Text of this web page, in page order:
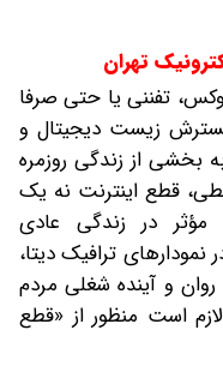
تهران
لوکس، تفننی یا حتی صرفا
زیست دیجیتال و
بخشی از زندگی روزمره
قطع اینترنت نه یک
مؤثر در زندگی عادی
ترافیک دیتا،
و آینده شغلی مردم
است منظور از «قطع